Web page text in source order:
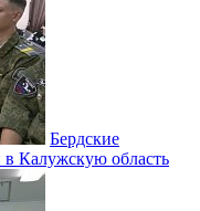
Бердские
в Калужскую область